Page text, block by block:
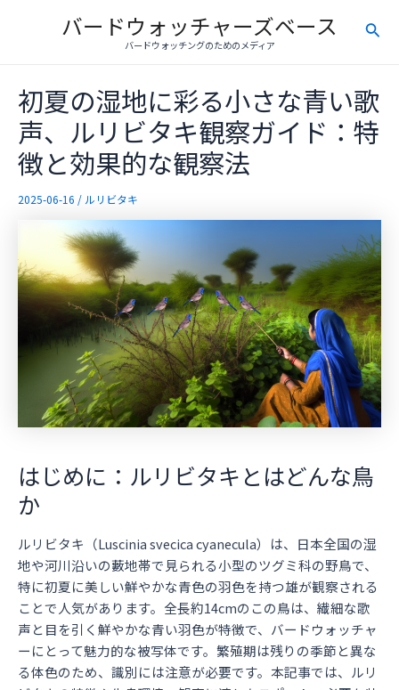
バードウォッチャーズベース
バードウォッチングのためのメディア
検
初夏の湿地に彩る小さな青い歌
声、ルリビタキ観察ガイド：特
徴と効果的な観察法
2025-06-16 / ルリビタキ
はじめに：ルリビタキとはどんな鳥
か
ルリビタキ（Luscinia svecica cyanecula）は、日本全国の湿
地や河川沿いの藪地帯で見られる小型のツグミ科の野鳥で、
特に初夏に美しい鮮やかな青色の羽色を持つ雄が観察される
ことで人気があります。全長約14cmのこの鳥は、繊細な歌
声と目を引く鮮やかな青い羽色が特徴で、バードウォッチャ
ーにとって魅力的な被写体です。繁殖期は残りの季節と異な
る体色のため、識別には注意が必要です。本記事では、ルリ